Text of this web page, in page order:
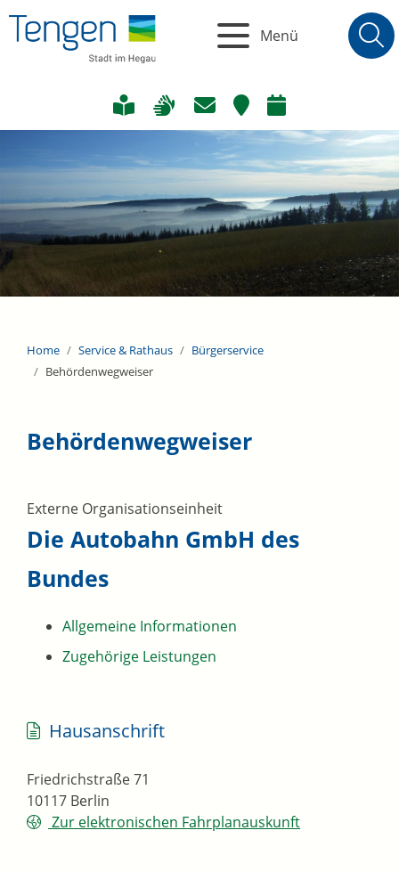
Menü
Home Service & Rathaus
Bürgerservice
Behördenwegweiser
Behördenwegweiser
Externe Organisationseinheit
Die Autobahn GmbH des
Bundes
Allgemeine Informationen
Zugehörige Leistungen
Hausanschrift
Friedrichstraße 71
10117 Berlin
Zur elektronischen Fahrplanauskunft